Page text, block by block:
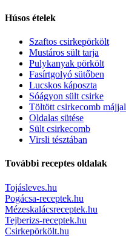
Húsos ételek
Szaftos csirkepörkölt
Mustáros sült tarja
Pulykanyak pörkölt
Fasírtgolyó sütőben
Lucskos káposzta
Sóágyon sült csirke
Töltött csirkecomb májjal
Oldalas sütése
Sült csirkecomb
Virsli tésztában
További receptes oldalak
Tojásleves.hu
Pogácsa-receptek.hu
Mézeskalácsreceptek.hu
Tejberizs-receptek.hu
Csirkepörkölt.hu